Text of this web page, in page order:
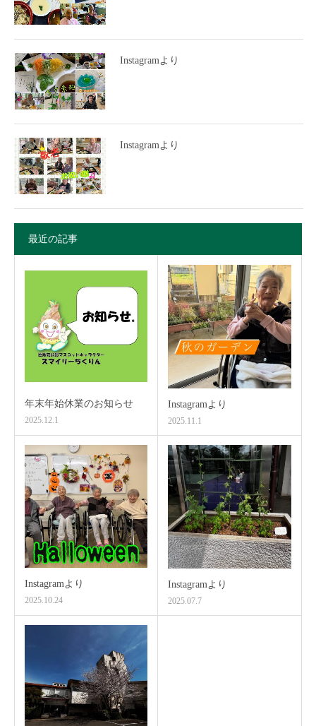
Instagramより
Instagramより
最近の記事
年末年始休業のお知らせ
2025.12.1
Instagramより
2025.11.1
Instagramより
2025.10.24
Instagramより
2025.07.7